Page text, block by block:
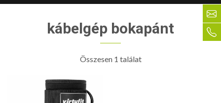
kábelgép bokapánt
Összesen 1 találat